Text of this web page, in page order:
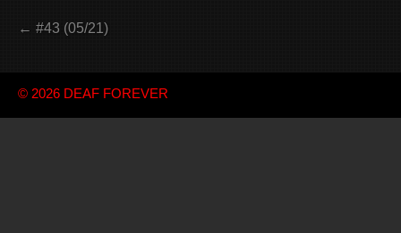
← #43 (05/21)
© 2026 DEAF FOREVER